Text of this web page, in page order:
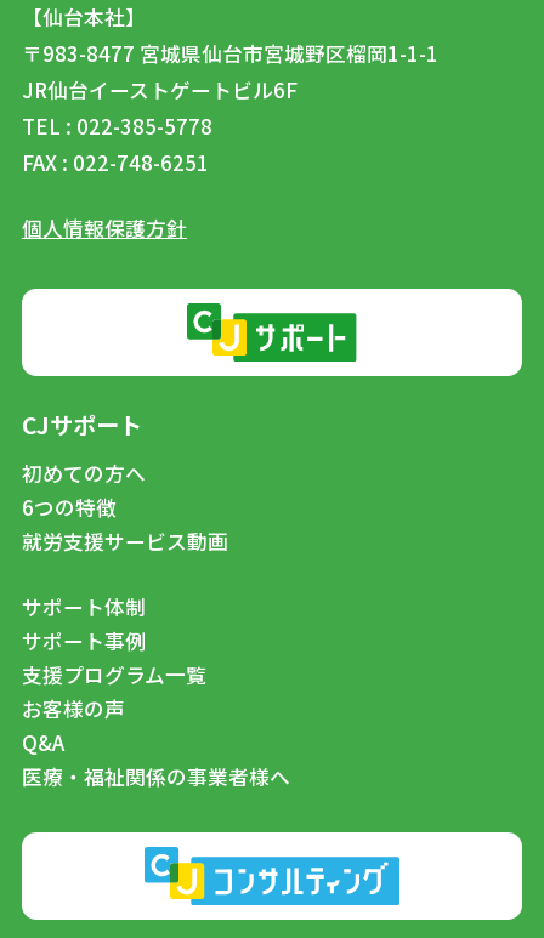
【仙台本社】
〒983-8477 宮城県仙台市宮城野区榴岡1-1-1
JR仙台イーストゲートビル6F
TEL : 022-385-5778
FAX : 022-748-6251
個人情報保護方針
CJサポート
初めての方へ
6つの特徴
就労支援サービス動画
サポート体制
サポート事例
支援プログラム一覧
お客様の声
Q&A
医療・福祉関係の事業者様へ